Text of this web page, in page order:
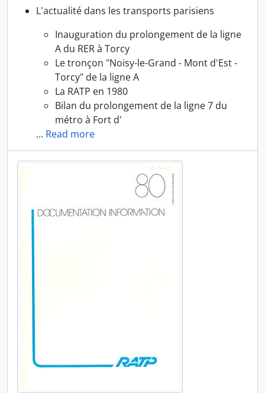
L'actualité dans les transports parisiens
Inauguration du prolongement de la ligne
A du RER à Torcy
Le tronçon "Noisy-le-Grand - Mont d'Est -
Torcy" de la ligne A
La RATP en 1980
Bilan du prolongement de la ligne 7 du
métro à Fort d'
… Read more